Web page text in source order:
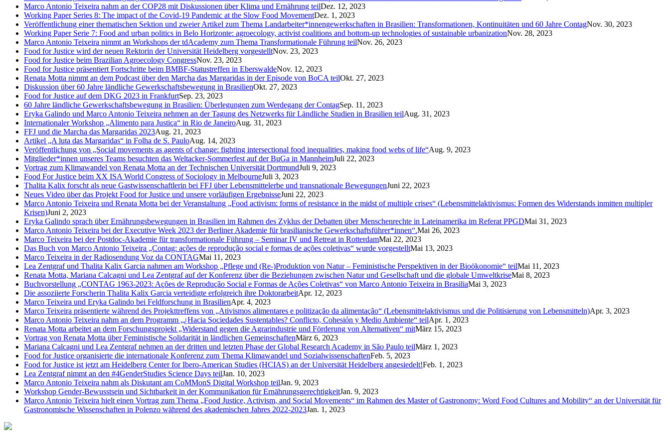
Marco Antonio Teixeira nahm an der COP28 mit Diskussionen über Klima und Ernährung teilDez. 12, 2023
Working Paper Series 8: The impact of the Covid-19 Pandemic at the Slow Food MovementDez. 1, 2023
Veröffentlichung einer thematischen Sektion und zweier Artikel zum Thema Landarbeiter*innengewerkschaften in Brasilien: Transformationen, Kontinuitäten und 60 Jahre ContagNov. 30, 2023
Working Paper Serie 7: Food and urban politics in Belo Horizonte: agroecology, activist coalitions and bottom-up technologies of sustainable urbanizationNov. 28, 2023
Marco Antonio Teixeira nimmt an Workshops der tdAcademy zum Thema Transformationale Führung teilNov. 26, 2023
Food for Justice wird der neuen Rektorin der Universität Heidelberg vorgestelltNov. 23, 2023
Food for Justice beim Brazilian Agroecology CongressNov. 23, 2023
Food for Justice präsentiert Fortschritte beim BMBF-Statustreffen in EberswaldeNov. 12, 2023
Renata Motta nimmt an dem Podcast über den Marcha das Margaridas in der Episode von BoCA teilOkt. 27, 2023
Diskussion über 60 Jahre ländliche Gewerkschaftsbewegung in BrasilienOkt. 27, 2023
Food for Justice auf dem DKG 2023 in FrankfurtSep. 23, 2023
60 Jahre ländliche Gewerkschaftsbewegung in Brasilien: Überlegungen zum Werdegang der ContagSep. 11, 2023
Eryka Galindo und Marco Antonio Teixeira nehmen an der Tagung des Netzwerks für Ländliche Studien in Brasilien teilAug. 31, 2023
Internationaler Workshop „Alimento para Justiça“ in Rio de JaneiroAug. 31, 2023
FFJ und die Marcha das Margaridas 2023Aug. 21, 2023
Artikel „A luta das Margaridas“ in Folha de S. PauloAug. 14, 2023
Veröffentlichung von „Social movements as agents of change: fighting intersectional food inequalities, making food webs of life“Aug. 9, 2023
Mitglieder*innen unseres Teams besuchten das Weltacker-Sommerfest auf der BuGa in MannheimJuli 22, 2023
Vortrag zum Klimawandel von Renata Motta an der Technischen Universität DortmundJuli 9, 2023
Food For Justice beim XX ISA World Congress of Sociology in MelbourneJuli 3, 2023
Thalita Kalix forscht als neue Gastwissenschaftlerin bei FFJ über Lebensmittelerbe und transnationale BewegungenJuni 22, 2023
Neues Video über das Projekt Food for Justice und unsere vorläufigen ErgebnisseJuni 22, 2023
Marco Antonio Teixeira und Renata Motta bei der Veranstaltung „Food activism: forms of resistance in the midst of multiple crises“ (Lebensmittelaktivismus: Formen des Widerstands inmitten multipler
Krisen)Juni 2, 2023
Eryka Galindo sprach über Ernährungsbewegungen in Brasilien im Rahmen des Zyklus der Debatten über Menschenrechte in Lateinamerika im Referat PPGDMai 31, 2023
Marco Antonio Teixeira bei der Executive Week 2023 der Berliner Akademie für brasilianische Gewerkschaftsführer*innen“.Mai 26, 2023
Marco Teixeira bei der Postdoc-Akademie für transformationale Führung – Seminar IV und Retreat in RotterdamMai 22, 2023
Das Buch von Marco Antonio Teixeira „Contag: ações de reprodução social e formas de ações coletivas“ wurde vorgestelltMai 13, 2023
Marco Teixeira in der Radiosendung Voz da CONTAGMai 11, 2023
Lea Zentgraf und Thalita Kalix Garcia nahmen am Workshop „Pflege und (Re-)Produktion von Natur – Feministische Perspektiven in der Bioökonomie“ teilMai 11, 2023
Renata Motta, Mariana Calcagni und Lea Zentgraf auf der Konferenz über die Beziehungen zwischen Natur und Gesellschaft und die globale UmweltkriseMai 8, 2023
Buchvorstellung „CONTAG 1963-2023: Ações de Reprodução Social e Formas de Ações Coletivas“ von Marco Antonio Teixeira in BrasiliaMai 3, 2023
Die assoziierte Forscherin Thalita Kalix Garcia verteidigte erfolgreich ihre DoktorarbeitApr. 12, 2023
Marco Teixeira und Eryka Galindo bei Feldforschung in BrasilienApr. 4, 2023
Marco Teixeira präsentierte während des Projekttreffens von „Ativismos alimentares e politização da alimentação“ (Lebensmittelaktivismus und die Politisierung von Lebensmitteln)Apr. 3, 2023
Marco Antonio Teixeira nahm an dem Programm „¿Hacia Sociedades Sustentables? Conflicto, Cohesión y Medio Ambiente“ teilApr. 1, 2023
Renata Motta arbeitet an dem Forschungsprojekt „Widerstand gegen die Agrarindustrie und Förderung von Alternativen“ mitMärz 15, 2023
Vortrag von Renata Motta über Feministische Solidarität in ländlichen GemeinschaftenMärz 6, 2023
Mariana Calcagni und Lea Zentgraf nehmen an der dritten und letzten Phase der Global Research Academy in São Paulo teilMärz 1, 2023
Food for Justice organisierte die internationale Konferenz zum Thema Klimawandel und SozialwissenschaftenFeb. 5, 2023
Food for Justice ist jetzt am Heidelberg Center for Ibero-American Studies (HCIAS) an der Universität Heidelberg angesiedelt!Feb. 1, 2023
Lea Zentgraf nimmt an den #4GenderStudies Science Days teilJan. 10, 2023
Marco Antonio Teixeira nahm als Diskutant am CoMMonS Digital Workshop teilJan. 9, 2023
Workshop Gender-Bewusstsein und Sichtbarkeit in der Kommunikation für ErnährungsgerechtigkeitJan. 9, 2023
Marco Antonio Teixeira hielt einen Vortrag zum Thema „Food Justice, Activism, and Social Movements“ im Rahmen des Master of Gastronomy: Word Food Cultures and Mobility“ an der Universität für
Gastronomische Wissenschaften in Polenzo während des akademischen Jahres 2022-2023Jan. 1, 2023